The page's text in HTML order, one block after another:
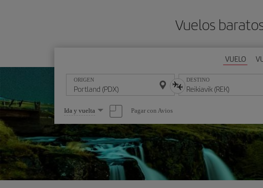
Vuelos
VUELO
ORIGEN DESTINO
Seleccione
una
opción
Ida y vuelta Pagar con Avios